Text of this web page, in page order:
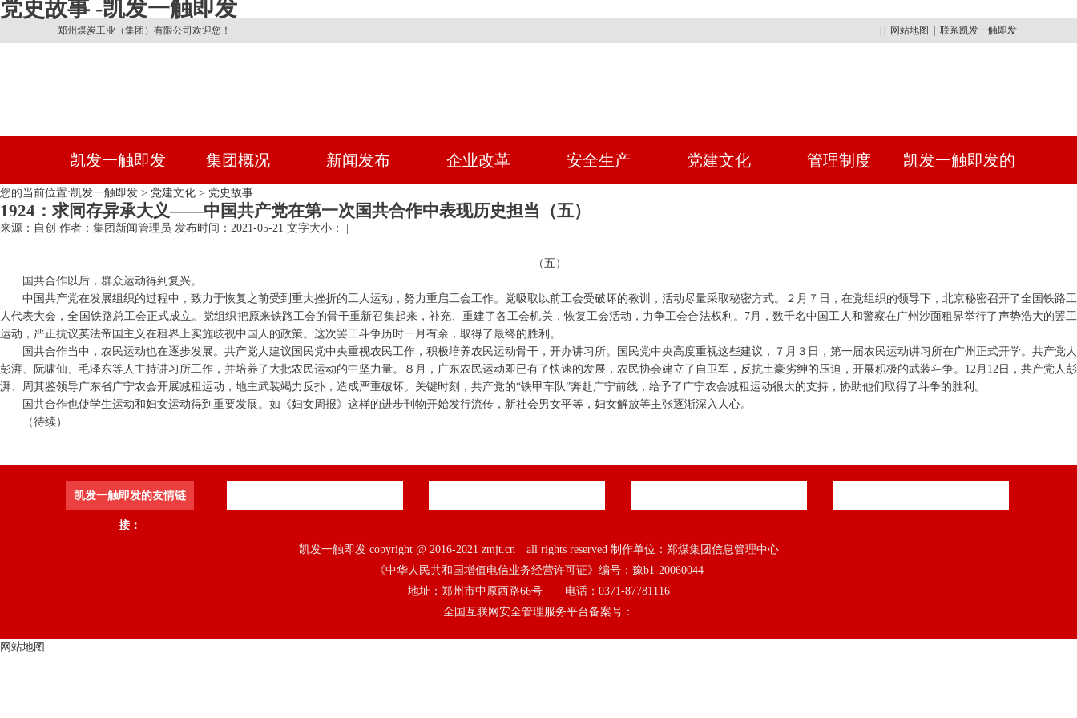
党史故事 -凯发一触即发
郑州煤炭工业（集团）有限公司欢迎您！ 网站地图 联系凯发一触即发
凯发一触即发 集团概况 新闻发布 企业改革 安全生产 党建文化 管理制度 凯发一触即发的
您的当前位置:凯发一触即发 > 党建文化 > 党史故事
1924：求同存异承大义——中国共产党在第一次国共合作中表现历史担当（五）
来源：自创 作者：集团新闻管理员 发布时间：2021-05-21 文字大小： |
（五）
国共合作以后，群众运动得到复兴。
中国共产党在发展组织的过程中，致力于恢复之前受到重大挫折的工人运动，努力重启工会工作。党吸取以前工会受破坏的教训，活动尽量采取秘密方式。２月７日，在党组织的领导下，北京秘密召开了全国铁路工
人代表大会，全国铁路总工会正式成立。党组织把原来铁路工会的骨干重新召集起来，补充、重建了各工会机关，恢复工会活动，力争工会合法权利。7月，数千名中 国工人和警察在广州沙面租界举行了声势浩大的罢工
运动，严正抗议英法帝国主义在租界上实施歧视中国人的政策。这次罢工斗争历时一月有余，取得了最终的胜利。
国共合作当中，农民运动也在逐步发展。共产党人建议国民党中央重视农民工作，积极培养农民运动骨干，开办讲习所。国民党中央高度重视这些建议，７月３日，第一届农民运动讲习所在广州正式开学。共产党人
彭湃、阮啸仙、毛泽东等人主持讲习所工作，并培养了大批农民运动的中坚力量。８月，广东农民运动即已有了快速的发展，农民协会建立了自卫军，反抗土豪劣绅的压迫，开展积极的武装斗争。12月12日，共产党人彭
湃、周其鉴领导广东省广宁农会开展减租运动，地主武装竭力反扑，造成严重破坏。关键时刻，共产党的“铁甲车队”奔赴广宁前线，给予了广宁农会减租运动很大的支持，协助他们取得了斗争的胜利。
国共合作也使学生运动和妇女运动得到重要发展。如《妇女周报》这样的进步刊物开始发行流传，新社会男女平等，妇女解放等主张逐渐深入人心。
（待续）
凯发一触即发的友情链
接：
凯发一触即发 copyright @ 2016-2021 zmjt.cn all rights reserved 制作单位：郑煤集团信息管理中心
《中华人民共和国增值电信业务经营许可证》编号：豫b1-20060044
地址：郑州市中原西路66号 电话：0371-87781116
全国互联网安全管理服务平台备案号：
网站地图